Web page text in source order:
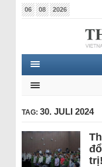
06 08 2026
TAG: 30. JULI 2024
trị!